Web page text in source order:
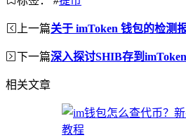
上一篇关于 imToken 钱包的检测
下一篇深入探讨SHIB存到
相关文章